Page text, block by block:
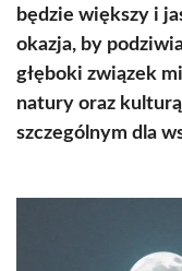
będzie większy i
okazja, by
głęboki związek
natury oraz
szczególnym dla